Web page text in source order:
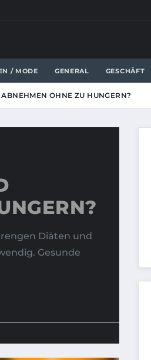
/ MODE GENERAL GESCHÄFT
OHNE ZU HUNGERN?
Diäten und
Gesunde